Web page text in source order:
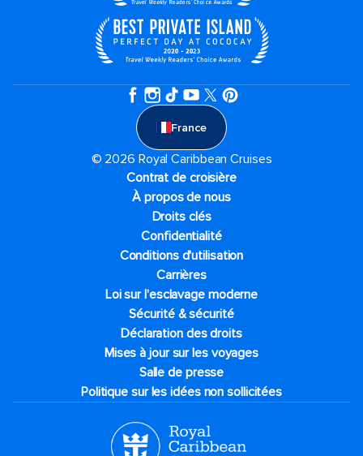
France
© 2026 Royal Caribbean Cruises
Contrat de croisière
À propos de nous
Droits clés
Confidentialité
Conditions d'utilisation
Carrières
Loi sur l'esclavage moderne
Sécurité & sécurité
Déclaration des droits
Mises à jour sur les voyages
Salle de presse
Politique sur les idées non sollicitées